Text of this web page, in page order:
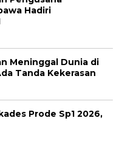
Hadiri
Meninggal Dunia di
Tanda Kekerasan
Prode Sp1 2026,